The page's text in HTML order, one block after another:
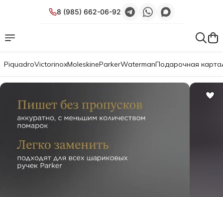
8 (985) 662-06-92
PiquadroVictorinoxMoleskineParkerWatermanПодарочная карта